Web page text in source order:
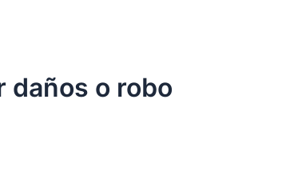
daños o robo